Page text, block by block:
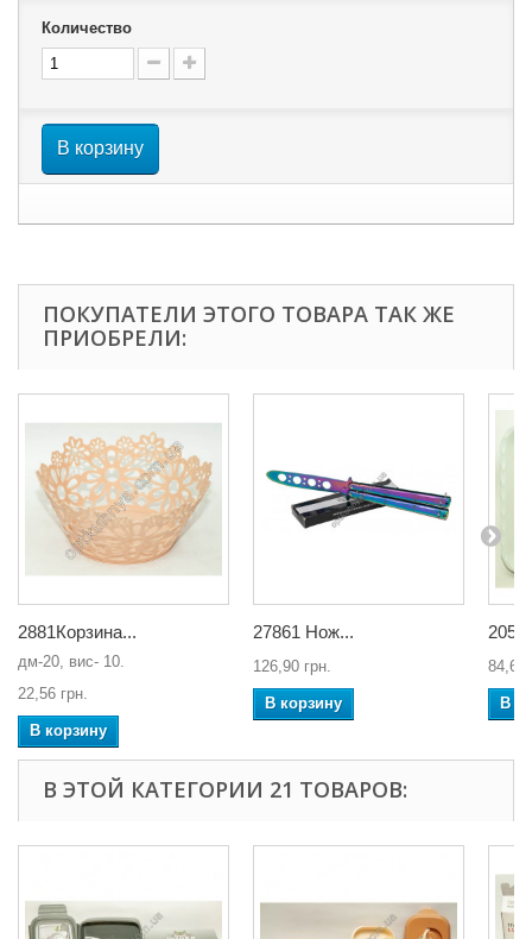
Количество
В корзину
ПОКУПАТЕЛИ ЭТОГО ТОВАРА ТАК ЖЕ
ПРИОБРЕЛИ:
2881Корзина...
дм-20, вис- 10.
22,56 грн.
В корзину
27861 Нож...
126,90 грн.
В корзину
84,60
В
В ЭТОЙ КАТЕГОРИИ 21 ТОВАРОВ: